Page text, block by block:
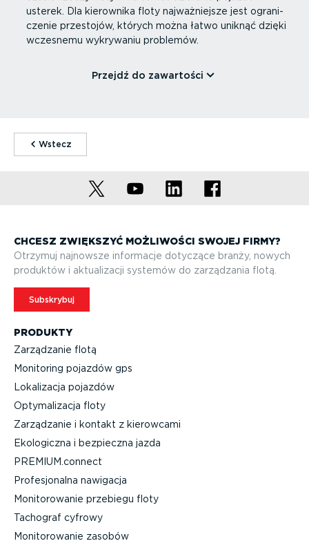
usterek. Dla kierownika floty najważ­niejsze jest ograni­
czenie przestojów, których można łatwo uniknąć dzięki
wczesnemu wykrywaniu problemów.
Przejdź do zawartości
⁠Wstecz
PRODUKTY
Zarządzanie flotą
Monitoring pojazdów gps
Lokalizacja pojazdów
Optyma­li­zacja floty
Zarządzanie i kontakt z kierowcami
Ekologiczna i bezpieczna jazda
PREMIUM.connect
Profe­sjo­nalna nawigacja
Monito­ro­wanie przebiegu floty
Tachograf cyfrowy
Monito­ro­wanie zasobów
CHCESZ ZWIĘKSZYĆ MOŻLIWOŚCI SWOJEJ FIRMY?
Otrzymuj najnowsze informacje dotyczące branży, nowych
produktów i aktuali­zacji systemów do zarządzania flotą.
Subskrybuj